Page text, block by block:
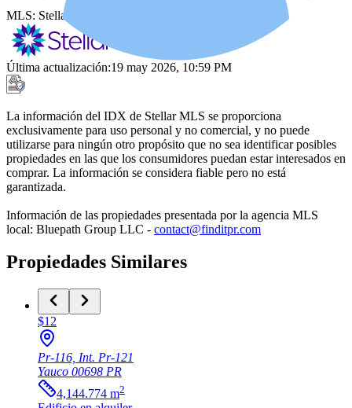
MLS: Stellar MLS
Última actualización:19 may 2026, 10:59 PM
La información del IDX de Stellar MLS se proporciona
exclusivamente para uso personal y no comercial, y no puede
utilizarse para ningún otro propósito que no sea identificar posibles
propiedades en las que los consumidores puedan estar interesados en
comprar. La información se considera fiable pero no está
garantizada.
Información de las propiedades presentada por la agencia MLS
local: Bluepath Group LLC - contact@finditpr.com
Propiedades Similares
$12
Pr-116, Int. Pr-121
Yauco 00698 PR
4,144.774 m2